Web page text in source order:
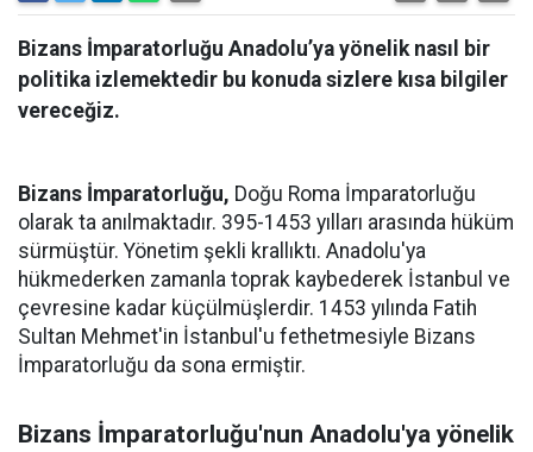
Bizans İmparatorluğu Anadolu’ya yönelik nasıl bir
politika izlemektedir bu konuda sizlere kısa bilgiler
vereceğiz.
Bizans İmparatorluğu, Doğu Roma İmparatorluğu
olarak ta anılmaktadır. 395-1453 yılları arasında hüküm
sürmüştür. Yönetim şekli krallıktı. Anadolu'ya
hükmederken zamanla toprak kaybederek İstanbul ve
çevresine kadar küçülmüşlerdir. 1453 yılında Fatih
Sultan Mehmet'in İstanbul'u fethetmesiyle Bizans
İmparatorluğu da sona ermiştir.
Bizans İmparatorluğu'nun Anadolu'ya yönelik